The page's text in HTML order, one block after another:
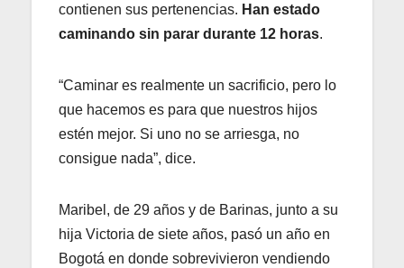
contienen sus pertenencias. Han estado
caminando sin parar durante 12 horas.
“Caminar es realmente un sacrificio, pero lo
que hacemos es para que nuestros hijos
estén mejor. Si uno no se arriesga, no
consigue nada”, dice.
Maribel, de 29 años y de Barinas, junto a su
hija Victoria de siete años, pasó un año en
Bogotá en donde sobrevivieron vendiendo